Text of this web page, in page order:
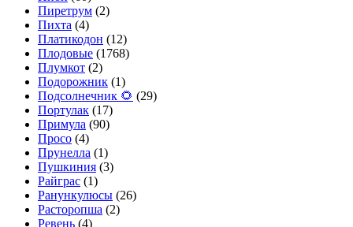
Пиретрум (2)
Пихта (4)
Платикодон (12)
Плодовые (1768)
Плумкот (2)
Подорожник (1)
Подсолнечник 🌻 (29)
Портулак (17)
Примула (90)
Просо (4)
Прунелла (1)
Пушкиния (3)
Райграс (1)
Ранункулюсы (26)
Расторопша (2)
Ревень (4)